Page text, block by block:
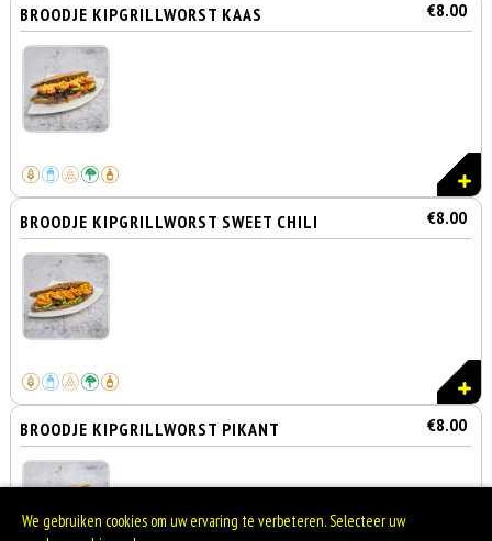
BROODJE KIPGRILLWORST KAAS €8.00
BROODJE KIPGRILLWORST SWEET CHILI €8.00
BROODJE KIPGRILLWORST PIKANT €8.00
We gebruiken cookies om uw ervaring te verbeteren. Selecteer uw